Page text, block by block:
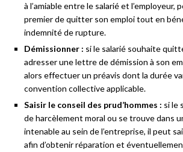
à l’amiable entre le salarié et l’employeur,
premier de quitter son emploi tout en
indemnité de rupture.
Démissionner : si le salarié souhaite
adresser une lettre de démission à son
alors effectuer un préavis dont la durée
convention collective applicable.
Saisir le conseil des prud’hommes : si le
de harcèlement moral ou se trouve dans
intenable au sein de l’entreprise, il peut
afin d’obtenir réparation et